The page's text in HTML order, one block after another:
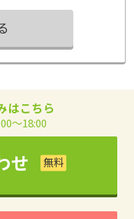
はこちら
～18:00
せ